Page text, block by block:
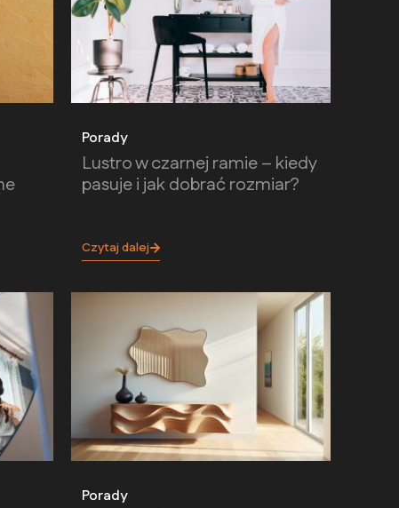
Porady
Lustro w czarnej ramie – kiedy
pasuje i jak dobrać rozmiar?
Czytaj dalej
Porady